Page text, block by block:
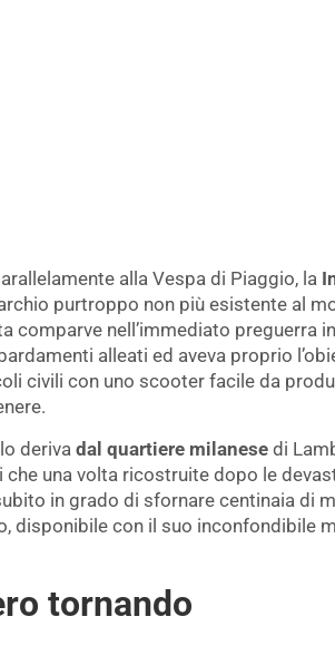
alla Vespa di Piaggio, la
purtroppo non più esistente al
comparve nell’immediato preguerra
alleati ed aveva proprio
civili con uno scooter facile da
deriva dal quartiere milanese di
che una volta ricostruite dopo le
in grado di sfornare centinaia di
disponibile con il suo inconfondibile
tornando